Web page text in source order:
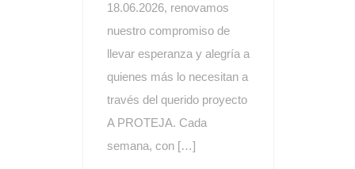
18.06.2026, renovamos
nuestro compromiso de
llevar esperanza y alegría a
quienes más lo necesitan a
través del querido proyecto
A PROTEJA. Cada
semana, con […]